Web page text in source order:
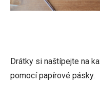
Drátky si naštípejte na
pomocí papírové pásky.